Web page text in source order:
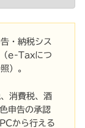
・納税シス
（e-Taxにつ
）。
消費税、酒
申告の承認
から行える